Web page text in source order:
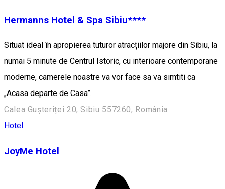
Hermanns Hotel & Spa Sibiu****
Situat ideal în apropierea tuturor atracțiilor majore din Sibiu, la
numai 5 minute de Centrul Istoric, cu interioare contemporane
moderne, camerele noastre va vor face sa va simtiti ca
„Acasa departe de Casa”.
Calea Gușteriței 20, Sibiu 557260, România
Hotel
JoyMe Hotel